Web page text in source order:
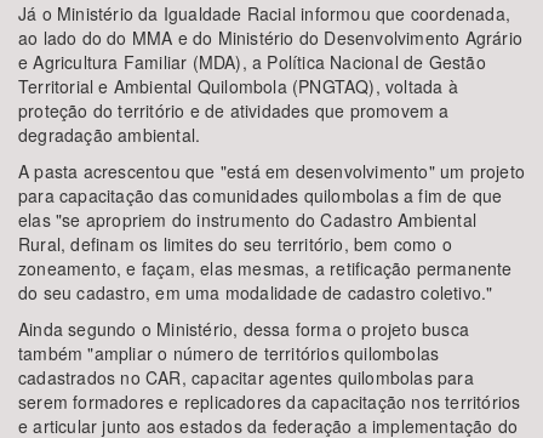
Já o Ministério da Igualdade Racial informou que coordenada,
ao lado do do MMA e do Ministério do Desenvolvimento Agrário
e Agricultura Familiar (MDA), a Política Nacional de Gestão
Territorial e Ambiental Quilombola (PNGTAQ), voltada à
proteção do território e de atividades que promovem a
degradação ambiental.
A pasta acrescentou que "está em desenvolvimento" um projeto
para capacitação das comunidades quilombolas a fim de que
elas "se apropriem do instrumento do Cadastro Ambiental
Rural, definam os limites do seu território, bem como o
zoneamento, e façam, elas mesmas, a retificação permanente
do seu cadastro, em uma modalidade de cadastro coletivo."
Ainda segundo o Ministério, dessa forma o projeto busca
também "ampliar o número de territórios quilombolas
cadastrados no CAR, capacitar agentes quilombolas para
serem formadores e replicadores da capacitação nos territórios
e articular junto aos estados da federação a implementação do